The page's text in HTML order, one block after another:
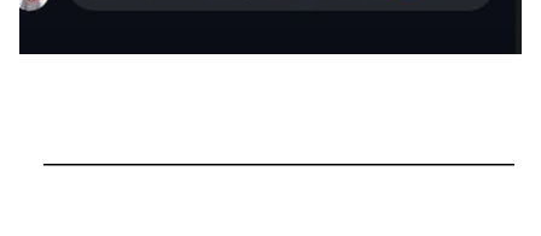
──────────────────────────